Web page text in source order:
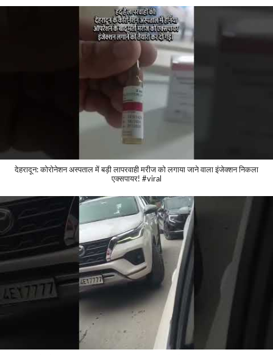
देहरादून: कोरोनेशन अस्पताल में बड़ी लापरवाही मरीज को लगाया जाने वाला इंजेक्शन निकला
एक्सपायर! #viral